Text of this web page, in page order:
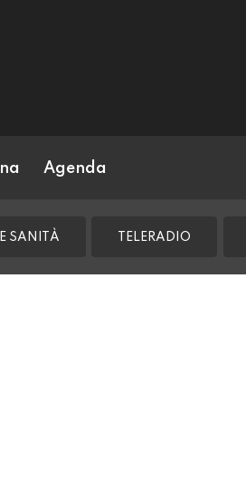
Agenda
SANITÀ TELERADIO